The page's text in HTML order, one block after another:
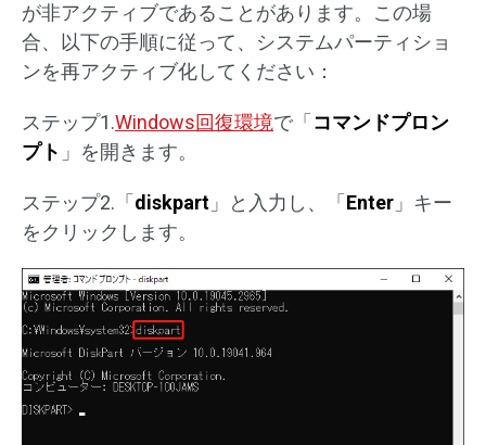
が非アクティブであることがあります。この場
合、以下の手順に従って、システムパーティショ
ンを再アクティブ化してください：
ステップ1.Windows回復環境で「 コマンドプロン
プト 」を開きます。
ステップ2.「 diskpart 」と入力し、「 Enter 」キー
をクリックします。